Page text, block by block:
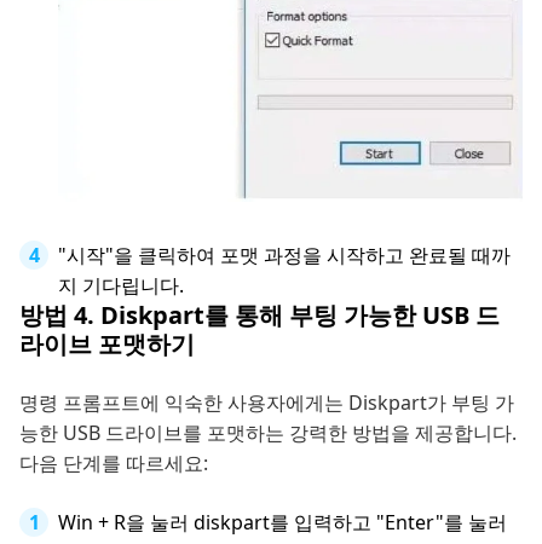
"시작"을 클릭하여 포맷 과정을 시작하고 완료될 때까
지 기다립니다.
방법 4. Diskpart를 통해 부팅 가능한 USB 드
라이브 포맷하기
명령 프롬프트에 익숙한 사용자에게는 Diskpart가 부팅 가
능한 USB 드라이브를 포맷하는 강력한 방법을 제공합니다.
다음 단계를 따르세요:
Win + R을 눌러 diskpart를 입력하고 "Enter"를 눌러